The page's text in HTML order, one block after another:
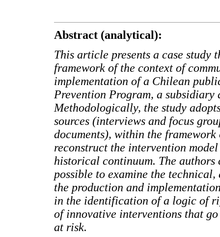
Abstract (analytical):
This article presents a case study
framework of the context of
implementation of a Chilean
Prevention Program, a
Methodologically, the study
sources (interviews and focus
documents), within the
reconstruct the intervention
historical continuum. The authors
possible to examine the
the production and
in the identification of a logic of
of innovative interventions that
at risk.